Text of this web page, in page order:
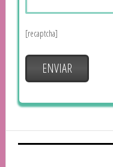
[recaptcha]